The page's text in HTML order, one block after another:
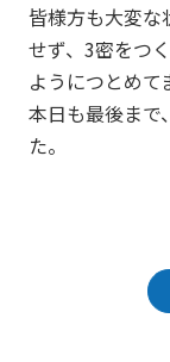
皆様方も大変な
せず、3密をつ
ようにつとめて
本日も最後まで
た。